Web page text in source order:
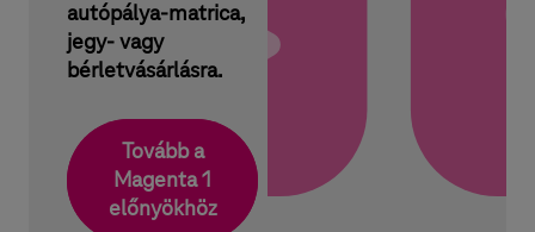
autópálya-matrica,
jegy- vagy
bérletvásárlásra.
Tovább a
Magenta 1
előnyökhöz